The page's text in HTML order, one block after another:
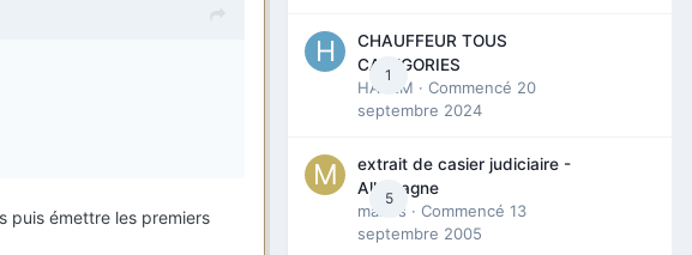
puis émettre les premiers
1
CHAUFFEUR TOUS
CATEGORIES
HAZEM · Commencé 20
septembre 2024
5
extrait de casier judiciaire -
Allemagne
maries · Commencé 13
septembre 2005